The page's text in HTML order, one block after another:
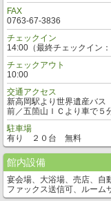
FAX
0763-67-3836
チェックイン
14:00（最終チェックイン：
チェックアウト
10:00
交通アクセス
新高岡駅より世界遺産バ
前／五箇山ＩＣより車で５
駐車場
有り ２０台 無料
館内設備
宴会場、大浴場、売店、自
ファックス送信可、ルーム